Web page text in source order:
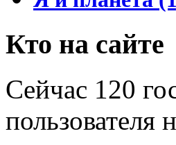
Кто на сайте
Сейчас 120
пользователя